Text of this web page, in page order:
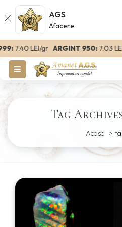
AGS
Afacere
7.40 LEI/grARGINT 950:7.03
Tag
Acasa